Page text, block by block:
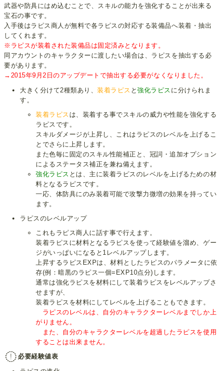
武器や防具にはめ込むことで、スキルの能力を強化することが出来る
宝石の事です。
入手後はラピス商人が無料で各ラピスの対応する装備品へ装着・抽出
してくれます。
※ラピスが装着された装備品は固定済みとなります。
同アカウントのキャラクターに渡したい場合は、ラピスを抽出する必
要があります。
→2015年9月2日のアップデートで抽出する必要がなくなりました。
大きく分けて2種類あり、装着ラピス と強化ラピス に分けられま
す。
装着ラピス は、装着する事でスキルの威力や性能を強化する
ラピスです。
スキルダメージが上昇し、これはラピスのレベルを上げるこ
とでさらに上昇します。
また色毎に固定のスキル性能補正と、冠詞・追加オプション
によるステータス補正を兼ね備えます。
強化ラピス とは、主に装着ラピスのレベルを上げるための材
料となるラピスです。
一応、体防具にのみ装着可能で攻撃力微増の効果を持ってい
ます。
ラピスのレベルアップ
これもラピス商人に話す事で行えます。
装着ラピスに材料となるラピスを使って経験値を溜め、ゲー
ジがいっぱいになると1レベルアップします。
上昇するラピスEXPは、材料としたラピスのパラメータに依
存(例：暗黒のラピス一個=EXP10点分)します。
通常は強化ラピスを材料にして装着ラピスをレベルアップさ
せますが、
装着ラピスを材料にしてレベルを上げることもできます。
ラピスのレベルは、自分のキャラクターレベルまでしか上
がりません。
また、自分のキャラクターレベルを超過したラピスを使用
することは出来ません。
必要経験値表